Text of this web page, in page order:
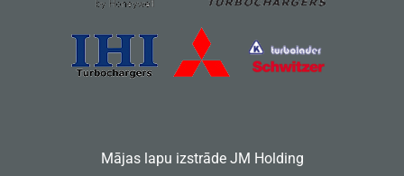
Mājas lapu izstrādeJM Holding